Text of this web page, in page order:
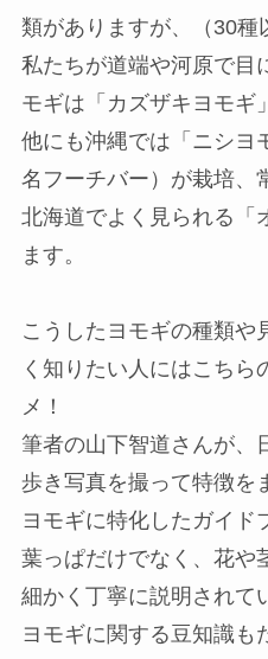
類がありますが、（30種
私たちが道端や河原で目
モギは「カズザキヨモギ
他にも沖縄では「ニシヨ
名フーチバー）が栽培、
北海道でよく見られる「
ます。
こうしたヨモギの種類や
く知りたい人にはこちら
メ！
筆者の山下智道さんが、
歩き写真を撮って特徴を
ヨモギに特化したガイド
葉っぱだけでなく、花や
細かく丁寧に説明されて
ヨモギに関する豆知識も